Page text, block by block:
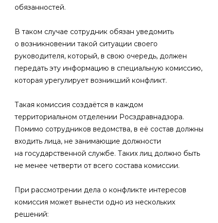
обязанностей.
В таком случае сотрудник обязан уведомить
о возникновении такой ситуации своего
руководителя, который, в свою очередь, должен
передать эту информацию в специальную комиссию,
которая урегулирует возникший конфликт.
Такая комиссия создаётся в каждом
территориальном отделении Росздравнадзора.
Помимо сотрудников ведомства, в её состав должны
входить лица, не занимающие должности
на государственной службе. Таких лиц должно быть
не менее четверти от всего состава комиссии.
При рассмотрении дела о конфликте интересов
комиссия может вынести одно из нескольких
решений: